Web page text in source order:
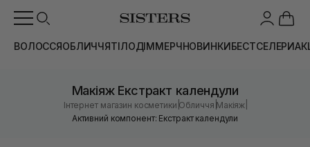
ВОЛОССЯОБЛИЧЧЯТІЛОДІММЕРЧНОВИНКИБЕСТСЕЛЕРИ
Макіяж Екстракт календули
Інтернет магазин косметики |Обличчя |Макіяж
Активний компонент: Екстракт календули